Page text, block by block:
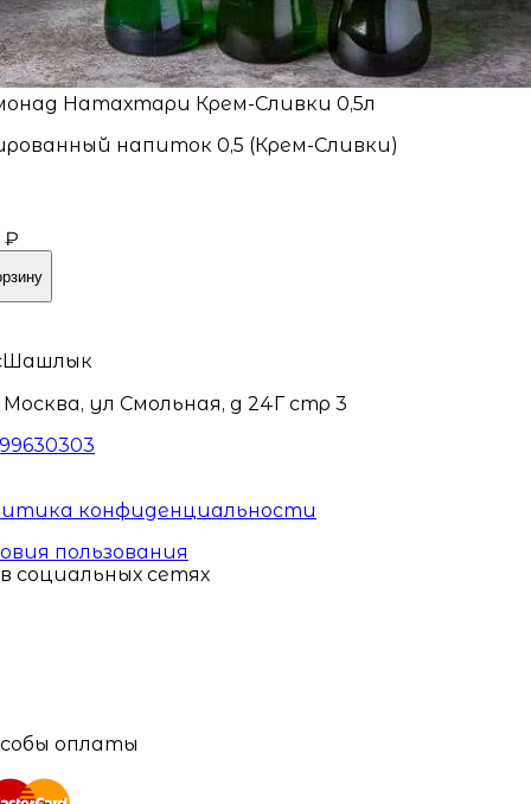
Натахтари Крем-Сливки 0,5л
напиток 0,5 (Крем-Сливки)
₽
Москва, ул Смольная, д 24Г стр 3
конфиденциальности
пользования
социальных сетях
оплаты